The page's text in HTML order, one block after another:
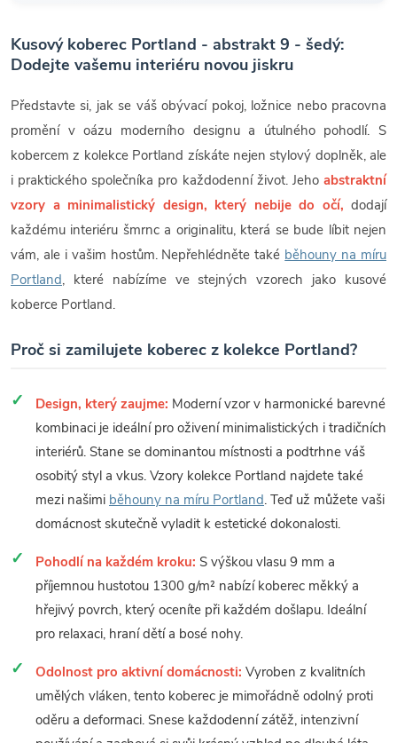
Kusový koberec Portland - abstrakt 9 - šedý:
Dodejte vašemu interiéru novou jiskru
Představte si, jak se váš obývací pokoj, ložnice nebo pracovna
promění v oázu moderního designu a útulného pohodlí. S
kobercem z kolekce Portland získáte nejen stylový doplněk, ale
i praktického společníka pro každodenní život. Jeho abstraktní
vzory a minimalistický design, který nebije do očí, dodají
každému interiéru šmrnc a originalitu, která se bude líbit nejen
vám, ale i vašim hostům. Nepřehlédněte také běhouny na míru
Portland, které nabízíme ve stejných vzorech jako kusové
koberce Portland.
Proč si zamilujete koberec z kolekce Portland?
Design, který zaujme: Moderní vzor v harmonické barevné
kombinaci je ideální pro oživení minimalistických i tradičních
interiérů. Stane se dominantou místnosti a podtrhne váš
osobitý styl a vkus. Vzory kolekce Portland najdete také
mezi našimi běhouny na míru Portland. Teď už můžete vaši
domácnost skutečně vyladit k estetické dokonalosti.
Pohodlí na každém kroku: S výškou vlasu 9 mm a
příjemnou hustotou 1300 g/m² nabízí koberec měkký a
hřejivý povrch, který oceníte při každém došlapu. Ideální
pro relaxaci, hraní dětí a bosé nohy.
Odolnost pro aktivní domácnosti: Vyroben z kvalitních
umělých vláken, tento koberec je mimořádně odolný proti
oděru a deformaci. Snese každodenní zátěž, intenzivní